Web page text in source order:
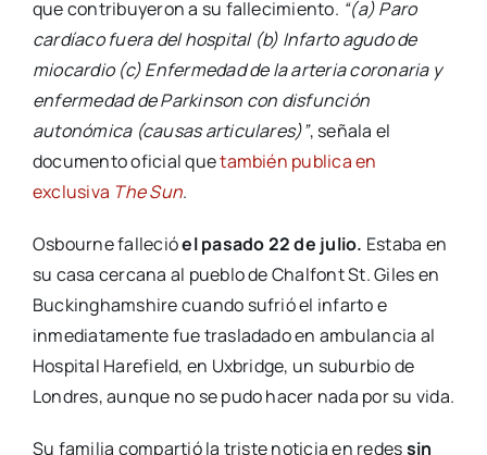
que contribuyeron a su fallecimiento. “(a) Paro
cardíaco fuera del hospital (b) Infarto agudo de
miocardio (c) Enfermedad de la arteria coronaria y
enfermedad de Parkinson con disfunción
autonómica (causas articulares)”, señala el
documento oficial quetambién publica en
exclusiva The Sun.
Osbourne fallecióel pasado 22 de julio. Estaba en
su casa cercana al pueblo de Chalfont St. Giles en
Buckinghamshire cuando sufrió el infarto e
inmediatamente fue trasladado en ambulancia al
Hospital Harefield, en Uxbridge, un suburbio de
Londres, aunque no se pudo hacer nada por su vida.
Su familia compartió la triste noticia en redessin